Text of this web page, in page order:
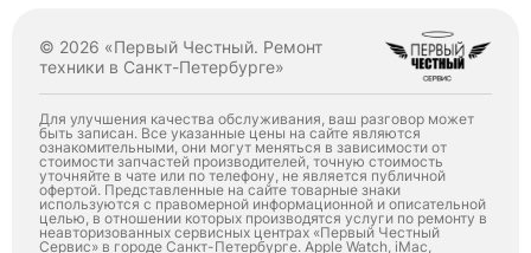
© 2026 «Первый Честный. Ремонт
техники в Санкт-Петербурге»
Для улучшения качества обслуживания, ваш разговор может
быть записан. Все указанные цены на сайте являются
ознакомительными, они могут меняться в зависимости от
стоимости запчастей производителей, точную стоимость
уточняйте в чате или по телефону, не является публичной
офертой. Представленные на сайте товарные знаки
используются с правомерной информационной и описательной
целью, в отношении которых производятся услуги по ремонту в
неавторизованных сервисных центрах «Первый Честный
Сервис» в городе Санкт-Петербурге. Apple Watch, iMac,